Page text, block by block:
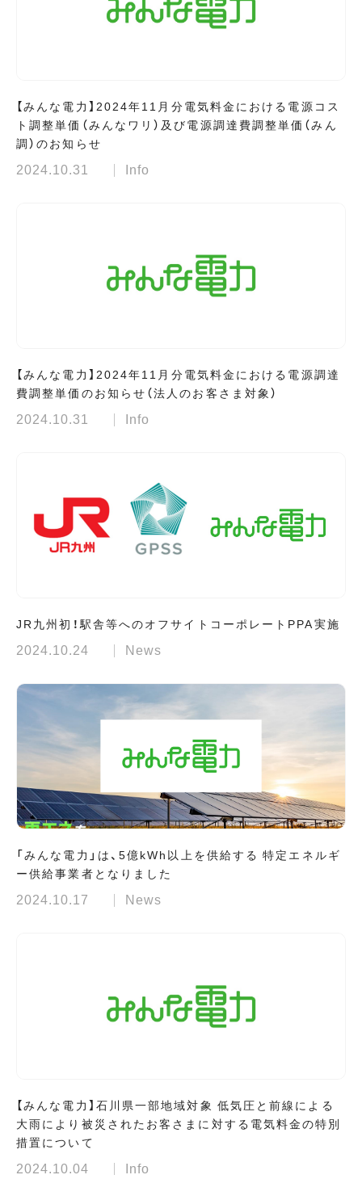
【みんな電力】2024年11月分電気料金における電源コス
ト調整単価（みんなワリ）及び電源調達費調整単価（みん
調）のお知らせ
2024.10.31 Info
【みんな電力】2024年11月分電気料金における電源調達
費調整単価のお知らせ（法人のお客さま対象）
2024.10.31 Info
JR九州初！駅舎等へのオフサイトコーポレートPPA実施
2024.10.24 News
「みんな電力」は、5億kWh以上を供給する 特定エネルギ
ー供給事業者となりました
2024.10.17 News
【みんな電力】石川県一部地域対象 低気圧と前線による
大雨により被災されたお客さまに対する電気料金の特別
措置について
2024.10.04 Info